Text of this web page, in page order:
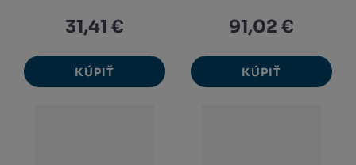
31,41 €
KÚPIŤ
91,02 €
KÚPIŤ